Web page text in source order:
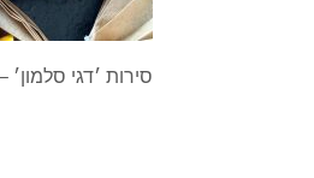
סירות ׳דגי